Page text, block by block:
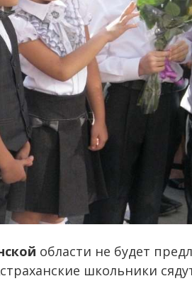
области не будет
школьники